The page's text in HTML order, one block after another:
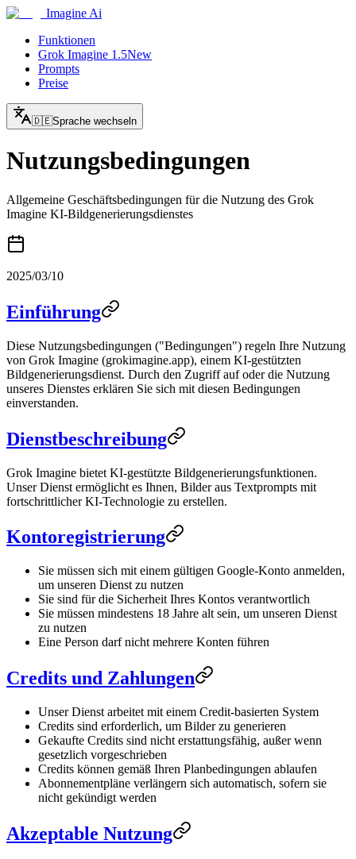
Imagine Ai
Funktionen
Grok Imagine 1.5New
Prompts
Preise
🇩🇪Sprache wechseln
Nutzungsbedingungen
Allgemeine Geschäftsbedingungen für die Nutzung des Grok
Imagine KI-Bildgenerierungsdienstes
2025/03/10
Einführung
Diese Nutzungsbedingungen ("Bedingungen") regeln Ihre Nutzung
von Grok Imagine (grokimagine.app), einem KI-gestützten
Bildgenerierungsdienst. Durch den Zugriff auf oder die Nutzung
unseres Dienstes erklären Sie sich mit diesen Bedingungen
einverstanden.
Dienstbeschreibung
Grok Imagine bietet KI-gestützte Bildgenerierungsfunktionen.
Unser Dienst ermöglicht es Ihnen, Bilder aus Textprompts mit
fortschrittlicher KI-Technologie zu erstellen.
Kontoregistrierung
Sie müssen sich mit einem gültigen Google-Konto anmelden,
um unseren Dienst zu nutzen
Sie sind für die Sicherheit Ihres Kontos verantwortlich
Sie müssen mindestens 18 Jahre alt sein, um unseren Dienst
zu nutzen
Eine Person darf nicht mehrere Konten führen
Credits und Zahlungen
Unser Dienst arbeitet mit einem Credit-basierten System
Credits sind erforderlich, um Bilder zu generieren
Gekaufte Credits sind nicht erstattungsfähig, außer wenn
gesetzlich vorgeschrieben
Credits können gemäß Ihren Planbedingungen ablaufen
Abonnementpläne verlängern sich automatisch, sofern sie
nicht gekündigt werden
Akzeptable Nutzung